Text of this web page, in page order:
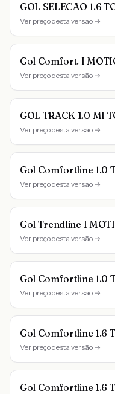
GOL SELECAO 1.6
Ver preço desta versão →
Gol Comfort. I
Ver preço desta versão →
GOL TRACK 1.0 MI
Ver preço desta versão →
Gol Comfortline 1.0
Ver preço desta versão →
Gol Trendline I
Ver preço desta versão →
Gol Comfortline 1.0
Ver preço desta versão →
Gol Comfortline 1.6
Ver preço desta versão →
Gol Comfortline 1.6